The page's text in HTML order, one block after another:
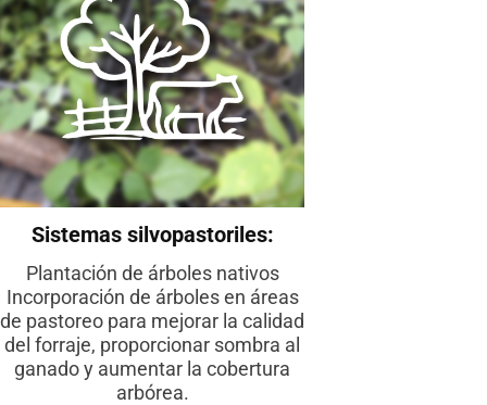
Sistemas silvopastoriles:
Plantación de árboles nativos
Incorporación de árboles en áreas
de pastoreo para mejorar la calidad
del forraje, proporcionar sombra al
ganado y aumentar la cobertura
arbórea.